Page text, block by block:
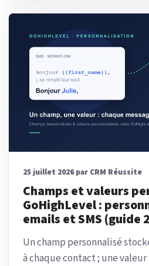
25 juillet 2026 par CRM Réussite
Champs et valeurs
GoHighLevel :
emails et SMS (guide
Un champ personnalisé
à chaque contact ; une